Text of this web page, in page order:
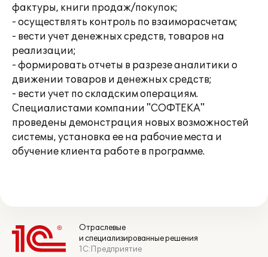
фактуры, книги продаж/покупок;
- осуществлять контроль по взаиморасчетам;
- вести учет денежных средств, товаров на
реализации;
- формировать отчеты в разрезе аналитики о
движении товаров и денежных средств;
- вести учет по складским операциям.
Специалистами компании "СОФТЕКА"
проведены демонстрация новых возможностей
системы, установка ее на рабочие места и
обучение клиента работе в программе.
Отраслевые
и специализированные решения
1С:Предприятие